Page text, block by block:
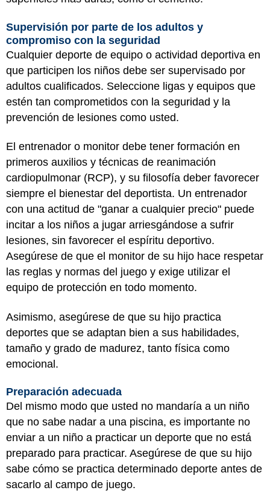
Supervisión por parte de los adultos y
compromiso con la seguridad
Cualquier deporte de equipo o actividad deportiva en
que participen los niños debe ser supervisado por
adultos cualificados. Seleccione ligas y equipos que
estén tan comprometidos con la seguridad y la
prevención de lesiones como usted.
El entrenador o monitor debe tener formación en
primeros auxilios y técnicas de reanimación
cardiopulmonar (RCP), y su filosofía deber favorecer
siempre el bienestar del deportista. Un entrenador
con una actitud de "ganar a cualquier precio" puede
incitar a los niños a jugar arriesgándose a sufrir
lesiones, sin favorecer el espíritu deportivo.
Asegúrese de que el monitor de su hijo hace respetar
las reglas y normas del juego y exige utilizar el
equipo de protección en todo momento.
Asimismo, asegúrese de que su hijo practica
deportes que se adaptan bien a sus habilidades,
tamaño y grado de madurez, tanto física como
emocional.
Preparación adecuada
Del mismo modo que usted no mandaría a un niño
que no sabe nadar a una piscina, es importante no
enviar a un niño a practicar un deporte que no está
preparado para practicar. Asegúrese de que su hijo
sabe cómo se practica determinado deporte antes de
sacarlo al campo de juego.